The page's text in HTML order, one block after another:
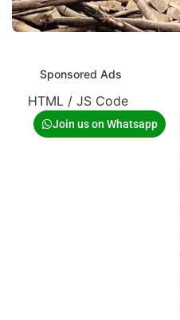
Sponsored Ads
HTML / JS Code
Join us on Whatsapp